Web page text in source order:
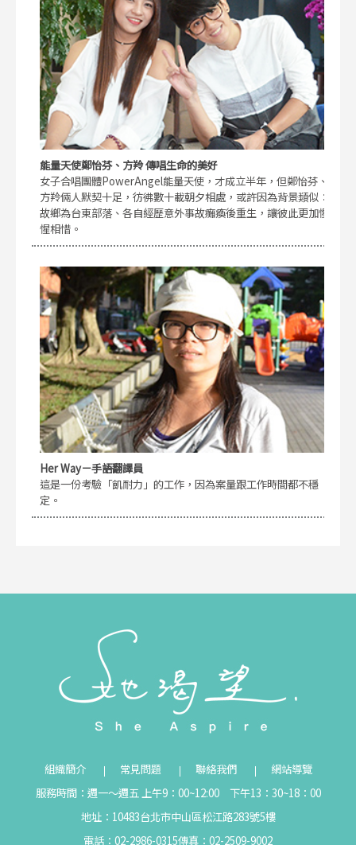
能量天使鄭怡芬、方羚 傳唱生命的美好
女子合唱團體PowerAngel能量天使，才成立半年，但鄭怡芬、
方羚倆人默契十足，彷彿數十載朝夕相處，或許因為背景類似：
故鄉為台東部落、各自經歷意外事故癱瘓後重生，讓彼此更加惺
惺相惜。
Her Way－手語翻譯員
這是一份考驗「飢耐力」的工作，因為案量跟工作時間都不穩
定。
組織簡介 常見問題 聯絡我們
網站導覽
服務時間：週一～週五 上午9：00~12:00 下午13：30~18：00
地址：10483台北市中山區松江路283號5樓
電話：02-2986-0315傳真：02-2509-9002